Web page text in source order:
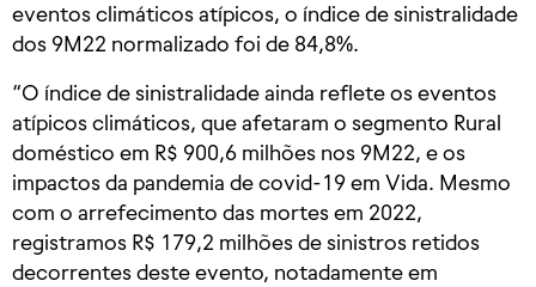
eventos climáticos atípicos, o índice de sinistralidade
dos 9M22 normalizado foi de 84,8%.
“O índice de sinistralidade ainda reflete os eventos
atípicos climáticos, que afetaram o segmento Rural
doméstico em R$ 900,6 milhões nos 9M22, e os
impactos da pandemia de covid-19 em Vida. Mesmo
com o arrefecimento das mortes em 2022,
registramos R$ 179,2 milhões de sinistros retidos
decorrentes deste evento, notadamente em